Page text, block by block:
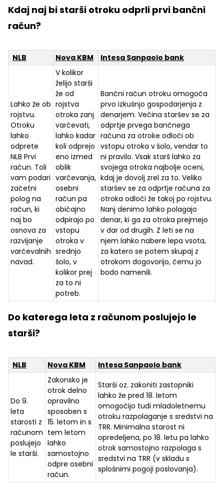
Kdaj naj bi starši otroku odprli prvi bančni
račun?
NLB Nova KBM Intesa Sanpaolo bank
Lahko že ob
rojstvu.
Otroku
lahko
odprete
NLB Prvi
račun. Toli
vam podari
začetni
polog na
račun, ki
naj bo
osnova za
razvijanje
varčevalnih
navad.
V kolikor
želijo starši
že od
rojstva
otroka zanj
varčevati,
lahko kadar
koli odprejo
eno izmed
oblik
varčevanja,
osebni
račun pa
običajno
odpirajo po
vstopu
otroka v
srednjo
šolo, v
kolikor prej
za to ni
potreb.
Bančni račun otroku omogoča
prvo izkušnjo gospodarjenja z
denarjem. Večina staršev se za
odprtje prvega bančnega
računa za otroke odloči ob
vstopu otroka všolo, vendar to
ni pravilo. Vsak starš lahko za
svojega otroka najbolje oceni,
kdaj je dovolj zrel za to. Veliko
staršev se za odprtje računa za
otroka odloči že takoj po rojstvu.
Nanj denimo lahko polagajo
denar, ki ga za otroka prejmejo
v dar od drugih. Z leti se na
njem lahko nabere lepa vsota,
za katero se potem skupaj z
otrokom dogovorijo, čemu jo
bodo namenili.
Do katerega leta z računom poslujejo le
starši?
NLB Nova KBM Intesa Sanpaolo bank
Do 9.
leta
starosti z
računom
poslujejo
le starši.
Zakonsko je
otrok delno
opravilno
sposoben s
15. letom in s
tem letom
lahko
samostojno
odpre osebni
račun.
Starši oz. zakoniti zastopniki
lahko že pred 18. letom
omogočijo tudi mladoletnemu
otroku razpolaganje s sredstvi na
TRR. Minimalna starost ni
opredeljena, po 18. letu pa lahko
otrok samostojno razpolaga s
sredstvi na TRR (v skladu s
splošnimi pogoji poslovanja).